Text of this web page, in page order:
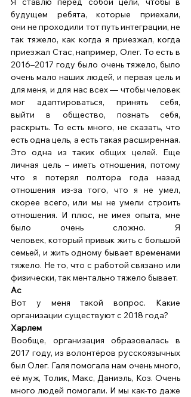
будущем ребята, которые приехали,
они не проходили тот путь интеграции, не
так тяжело, как когда я приезжал, когда
приезжал Стас, например, Олег. То есть в
2016–2017 году было очень тяжело, было
очень мало наших людей, и первая цель и
для меня, и для нас всех — чтобы человек
мог адаптироваться, принять себя,
выйти в общество, познать себя,
раскрыть. То есть много, не сказать, что
есть одна цель, а есть такая расширенная.
Это одна из таких общих целей. Еще
личная цель – иметь отношения, потому
что я потерял полтора года назад
отношения из-за того, что я не умел,
скорее всего, или мы не умели строить
отношения. И плюс, не имея опыта, мне
было очень сложно. Я
человек, который привык жить с большой
семьей, и жить одному бывает временами
тяжело. Не то, что с работой связано или
физически, так ментально тяжело бывает.
Ас
Вот у меня такой вопрос. Какие
организации существуют с 2018 года?
Харлем
Вообще, организация образовалась в
2017 году, из волонтёров русскоязычных
был Олег. Галя помогала нам очень много,
её муж, Толик, Макс, Даниэль, Коз. Очень
много людей помогали. И мы как-то даже